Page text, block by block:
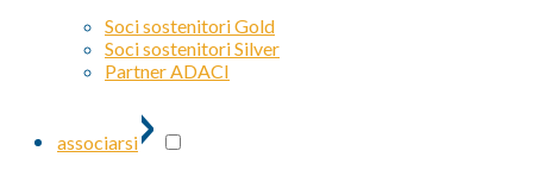
Soci sostenitori Gold
Soci sostenitori Silver
Partner ADACI
associarsi›